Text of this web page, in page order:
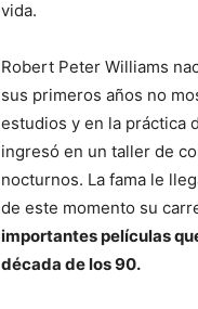
vida.
Robert Peter Williams
sus primeros años no
estudios y en la práctica
ingresó en un taller de
nocturnos. La fama le
de este momento su
importantes películas
década de los 90.